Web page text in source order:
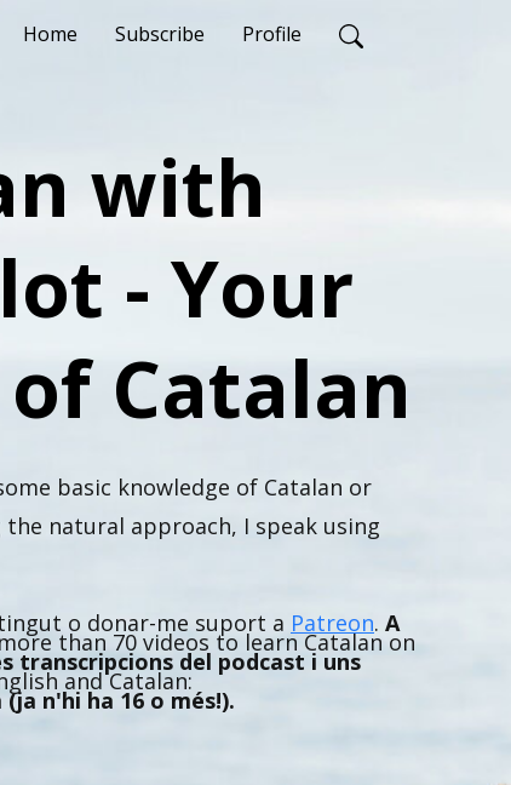
Home Subscribe Profile
with
- Your
Catalan
basic knowledge of Catalan or
the natural approach, I speak using
than 70 videos to learn Catalan on
and Catalan:
o donar-me suport a Patreon. A
transcripcions del podcast i uns
n'hi ha 16 o més!).